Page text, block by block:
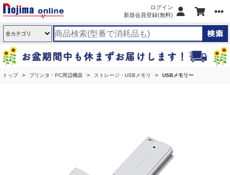
ログイン
新規会員登録(無料)
トップ プリンタ・PC周辺機器 ストレージ・USBメモリ USBメモリー